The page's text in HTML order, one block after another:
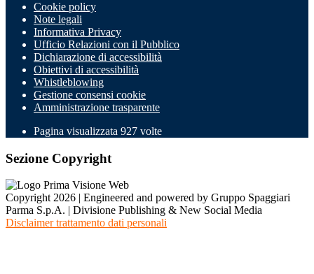
Cookie policy
Note legali
Informativa Privacy
Ufficio Relazioni con il Pubblico
Dichiarazione di accessibilità
Obiettivi di accessibilità
Whistleblowing
Gestione consensi cookie
Amministrazione trasparente
Pagina visualizzata 927 volte
Sezione Copyright
Copyright 2026 | Engineered and powered by Gruppo Spaggiari
Parma S.p.A. | Divisione Publishing & New Social Media
Disclaimer trattamento dati personali